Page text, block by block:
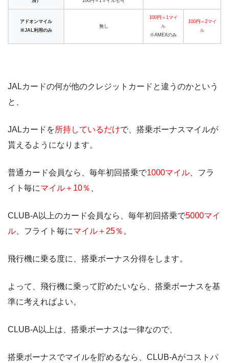
アドオンマイル
※JAL利用のみ
無し
100円＝1マイ
ル
※AMEXのみ
100円＝2マイ
ル
JALカードの何が他のクレジットカードと違うのかという
と、
JALカードを所持しているだけで、搭乗ボーナスマイルが
貰えるようになります。
普通カード会員なら、毎年初回搭乗で1000マイル 、フラ
イト毎にマイル＋10％
CLUB-A以上のカード会員なら、毎年初回搭乗で5000マイ
ル 、フライト毎にマイル＋25％ 。
飛行機に乗る度に、搭乗ボーナス分得をします。
よって、飛行機に乗って貯めたいなら、搭乗ボーナスを基
準に考えればよい。
CLUB-A以上は、搭乗ボーナスは一律なので、
搭乗ボーナスでマイルを貯めるなら、CLUB-Aがコストパ